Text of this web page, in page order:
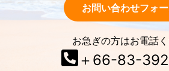
お問い合わせフォ
お急ぎの方はお電話
＋66-83-